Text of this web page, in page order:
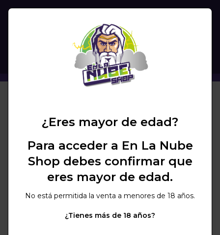
¿Eres mayor de edad?
Para acceder a En La Nube
Shop debes confirmar que
eres mayor de edad.
No está permitida la venta a menores de 18 años.
¿Tienes más de 18 años?